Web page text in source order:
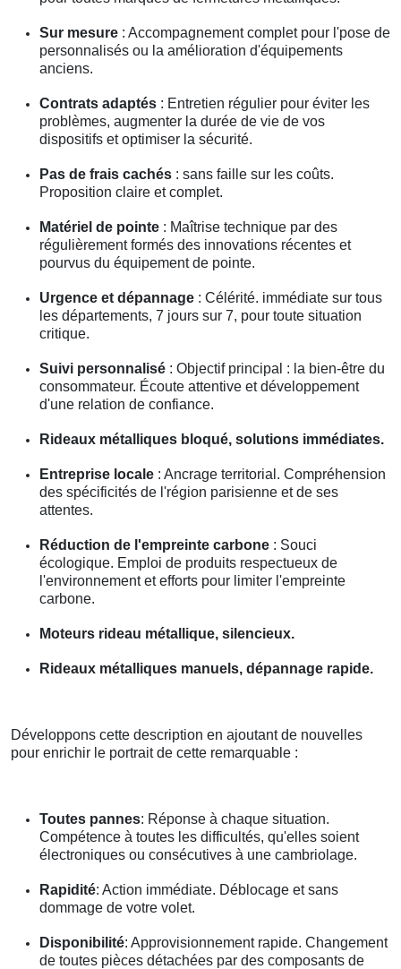
Sur mesure : Accompagnement complet pour l'pose de
personnalisés ou la amélioration d'équipements
anciens.
Contrats adaptés : Entretien régulier pour éviter les
problèmes, augmenter la durée de vie de vos
dispositifs et optimiser la sécurité.
Pas de frais cachés : sans faille sur les coûts.
Proposition claire et complet.
Matériel de pointe : Maîtrise technique par des
régulièrement formés des innovations récentes et
pourvus du équipement de pointe.
Urgence et dépannage : Célérité. immédiate sur tous
les départements, 7 jours sur 7, pour toute situation
critique.
Suivi personnalisé : Objectif principal : la bien-être du
consommateur. Écoute attentive et développement
d'une relation de confiance.
Rideaux métalliques bloqué, solutions immédiates.
Entreprise locale : Ancrage territorial. Compréhension
des spécificités de l'région parisienne et de ses
attentes.
Réduction de l'empreinte carbone : Souci
écologique. Emploi de produits respectueux de
l'environnement et efforts pour limiter l'empreinte
carbone.
Moteurs rideau métallique, silencieux.
Rideaux métalliques manuels, dépannage rapide.
Développons cette description en ajoutant de nouvelles
pour enrichir le portrait de cette remarquable :
Toutes pannes: Réponse à chaque situation.
Compétence à toutes les difficultés, qu'elles soient
électroniques ou consécutives à une cambriolage.
Rapidité: Action immédiate. Déblocage et sans
dommage de votre volet.
Disponibilité: Approvisionnement rapide. Changement
de toutes pièces détachées par des composants de